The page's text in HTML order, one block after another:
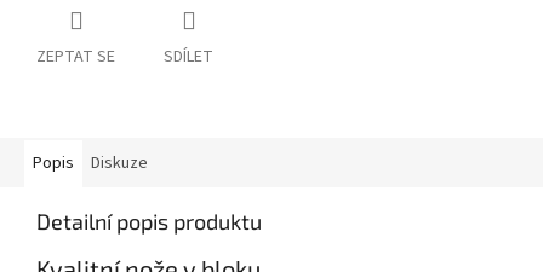
ZEPTAT SE SDÍLET
Popis Diskuze
Detailní popis produktu